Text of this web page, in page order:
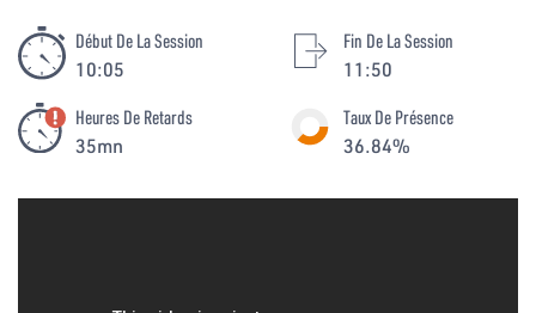
Début De La Session
10:05
Fin De La Session
11:50
Heures De Retards
35mn
Taux De Présence
36.84%